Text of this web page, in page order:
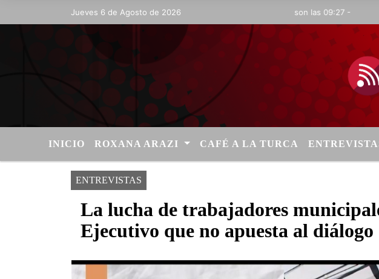
Jueves 6 de Agosto de 2026Hoy es Jueves 6 de Agosto de 2026 y son las 09:27 -
INICIO ROXANA ARAZI CAFÉ A LA TURCA
ENTREVISTAS
La lucha de trabajadores
Ejecutivo que no apuesta al diálogo